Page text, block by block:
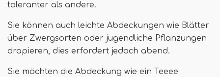
toleranter als andere.
Sie können auch leichte Abdeckungen wie Blätter
über Zwergsorten oder jugendliche Pflanzungen
drapieren, dies erfordert jedoch abend.
Sie möchten die Abdeckung wie ein Teeee